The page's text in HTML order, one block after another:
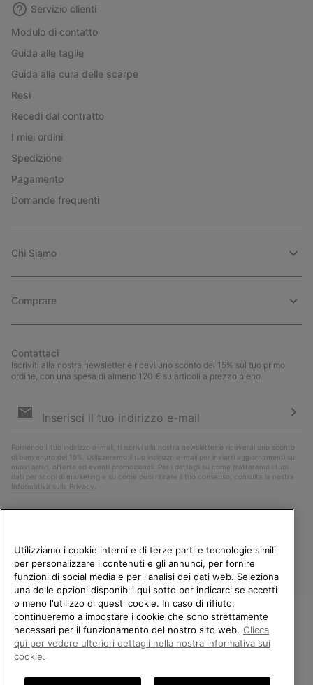
Servizio clienti
Modulo di contatto
Guida alle taglie
Guida alla cura delle scarpe
Resi
Recedi dal contratto
I miei ordini
Spedizione
Pagamento
Domande frequenti
Chi Siamo
Comprare
Contattaci
Iscriviti alla nostra newsletter e ricevi uno sconto del 15% sul tuo primo
ordine, con una spesa di almeno 120 € su articoli a prezzo pieno.
e-
Fornendo il tuo indirizzo e-mail, ti iscrivi alla nostra newsletter e riceverai uno sconto
di benvenuto del 15%. Utilizzeremo il tuo indirizzo e-mail per inviarti aggiornamenti su
nuovi arrivi, offerte ed eventi promozionali. Per i dettagli su come tratteremo i tuoi
dati per scopi di marketing e su come puoi ritirare il tuo consenso, consulta la nostra
Informativa sulla Privacy
Italia
©2026Columbia Sportswear Company. Avenue des Morgines, 12 1213
Petit-Lancy Switzerland. Tutti i diritti riservati.
Politica sulla privacy Termini di utilizzo
BENVENUTO/A IN SOREL.
SELEZIONA IL TUO PAESE DI
Utilizziamo i cookie interni e di terze parti e tecnologie simili
per personalizzare i contenuti e gli annunci, per fornire
funzioni di social media e per l'analisi dei dati web. Seleziona
una delle opzioni disponibili qui sotto per indicarci se accetti
o meno l'utilizzo di questi cookie. In caso di rifiuto,
continueremo a impostare i cookie che sono strettamente
necessari per il funzionamento del nostro sito web. Clicca
qui per vedere ulteriori dettagli nella nostra informativa sui
cookie.